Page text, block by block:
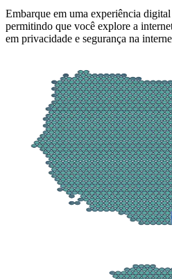
Embarque em uma experiência
permitindo que você explore a
em privacidade e segurança na